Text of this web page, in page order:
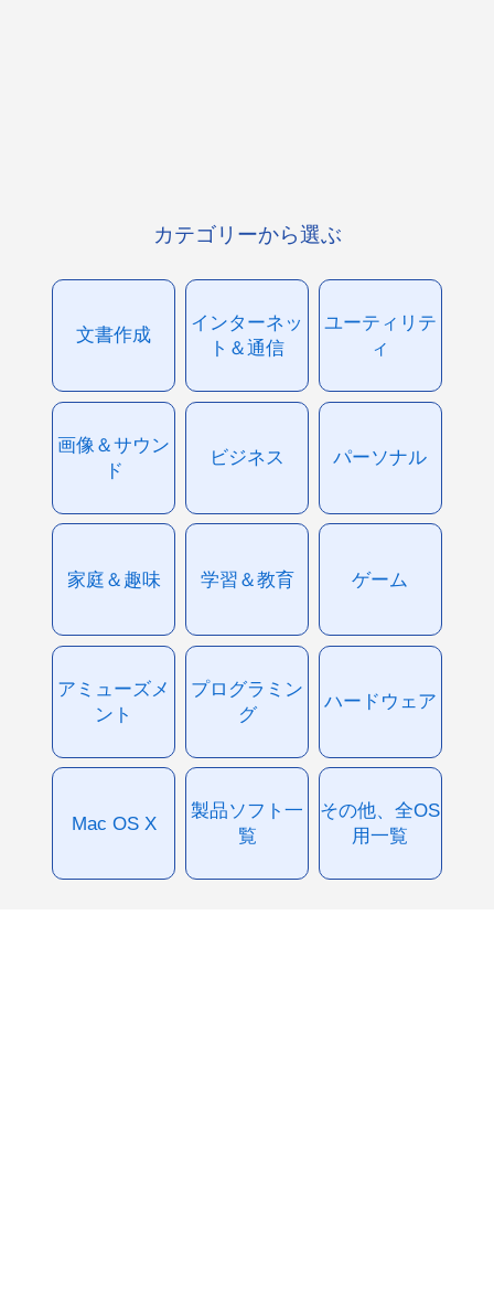
カテゴリーから選ぶ
文書作成
インターネッ
ト＆通信
ユーティリテ
ィ
画像＆サウン
ド
ビジネス パーソナル
家庭＆趣味 学習＆教育 ゲーム
アミューズメ
ント
プログラミン
グ
ハードウェア
Mac OS X
製品ソフト一
覧
その他、全OS
用一覧